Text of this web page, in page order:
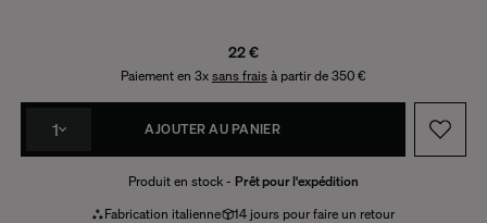
22 €
Paiement en 3x sans fraisà partir de 350 €
1 AJOUTER AU PANIER
Produit en stock - Prêt pour l'expédition
Fabrication italienne
14 jours pour faire un retour